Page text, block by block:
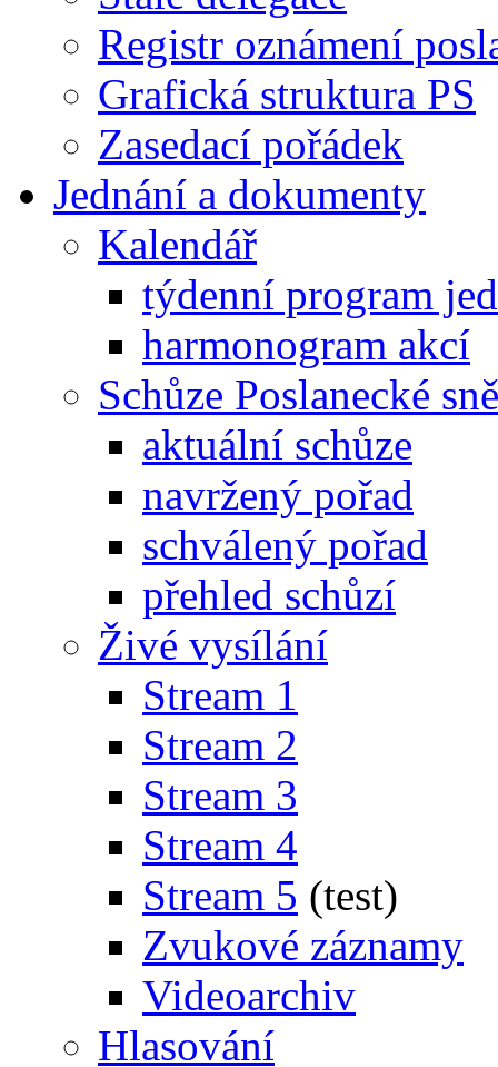
Registr oznámení
Grafická struktura PS
Zasedací pořádek
Jednání a dokumenty
Kalendář
týdenní program
harmonogram akcí
Schůze Poslanecké
aktuální schůze
navržený pořad
schválený pořad
přehled schůzí
Živé vysílání
Stream 1
Stream 2
Stream 3
Stream 4
Stream 5 (test)
Zvukové záznamy
Videoarchiv
Hlasování